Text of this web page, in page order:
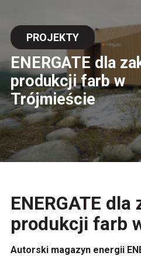
PROJEKTY
ENERGATE dla
produkcji farb w
Trójmieście
ENERGATE dla
produkcji farb
Autorski magazyn energii